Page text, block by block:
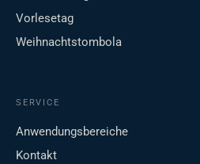
Vorlesetag
Weihnachtstombola
SERVICE
Anwendungsbereiche
Kontakt